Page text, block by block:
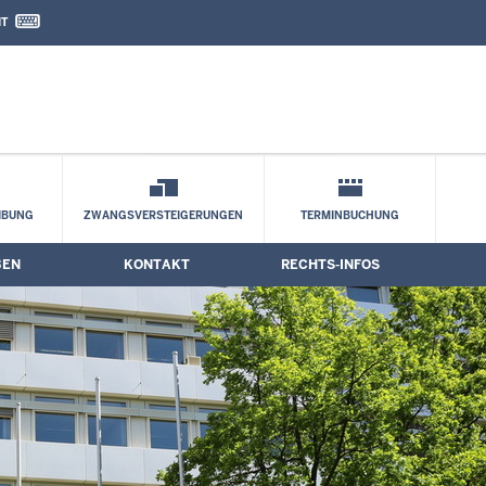
Kontaktformular
ZWANGSVERSTEIGERUNGEN TERMINBUCHUNG
KONTAKT RECHTS-INFOS